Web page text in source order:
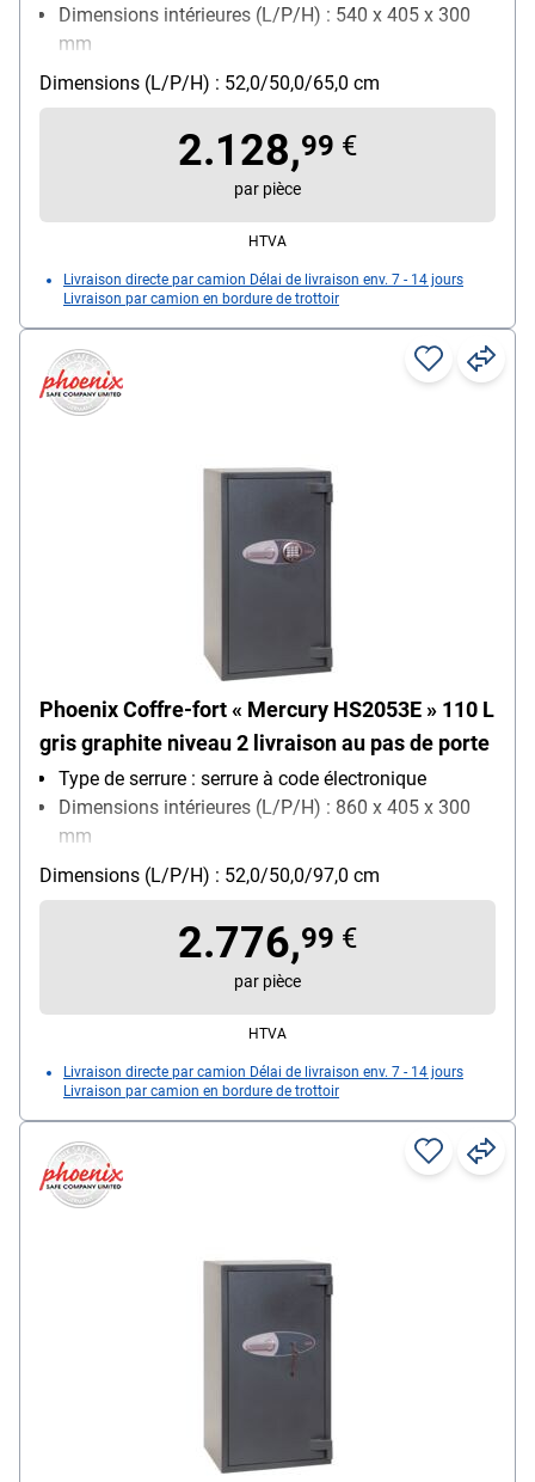
Dimensions intérieures (L/P/H) : 540 x 405 x 300
mm
Fixation : fixation au sol
Verrouillage : 3 Seiten
Dimensions (L/P/H) : 52,0/50,0/65,0 cm
2.128,99 €
par pièce
HTVA
Livraison directe par camion Délai de livraison env. 7 - 14 jours
Livraison par camion en bordure de trottoir
Phoenix Coffre-fort « Mercury HS2053E » 110 L
gris graphite niveau 2 livraison au pas de porte
Type de serrure : serrure à code électronique
Dimensions intérieures (L/P/H) : 860 x 405 x 300
mm
Fixation : fixation au sol
Verrouillage : 3 Seiten
Dimensions (L/P/H) : 52,0/50,0/97,0 cm
2.776,99 €
par pièce
HTVA
Livraison directe par camion Délai de livraison env. 7 - 14 jours
Livraison par camion en bordure de trottoir